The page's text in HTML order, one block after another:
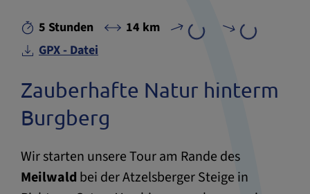
5 Stunden
14 km
GPX - Datei
Zauberhafte Natur hinterm
Burgberg
Wir starten unsere Tour am Rande des
Meilwald bei der Atzelsberger Steige in